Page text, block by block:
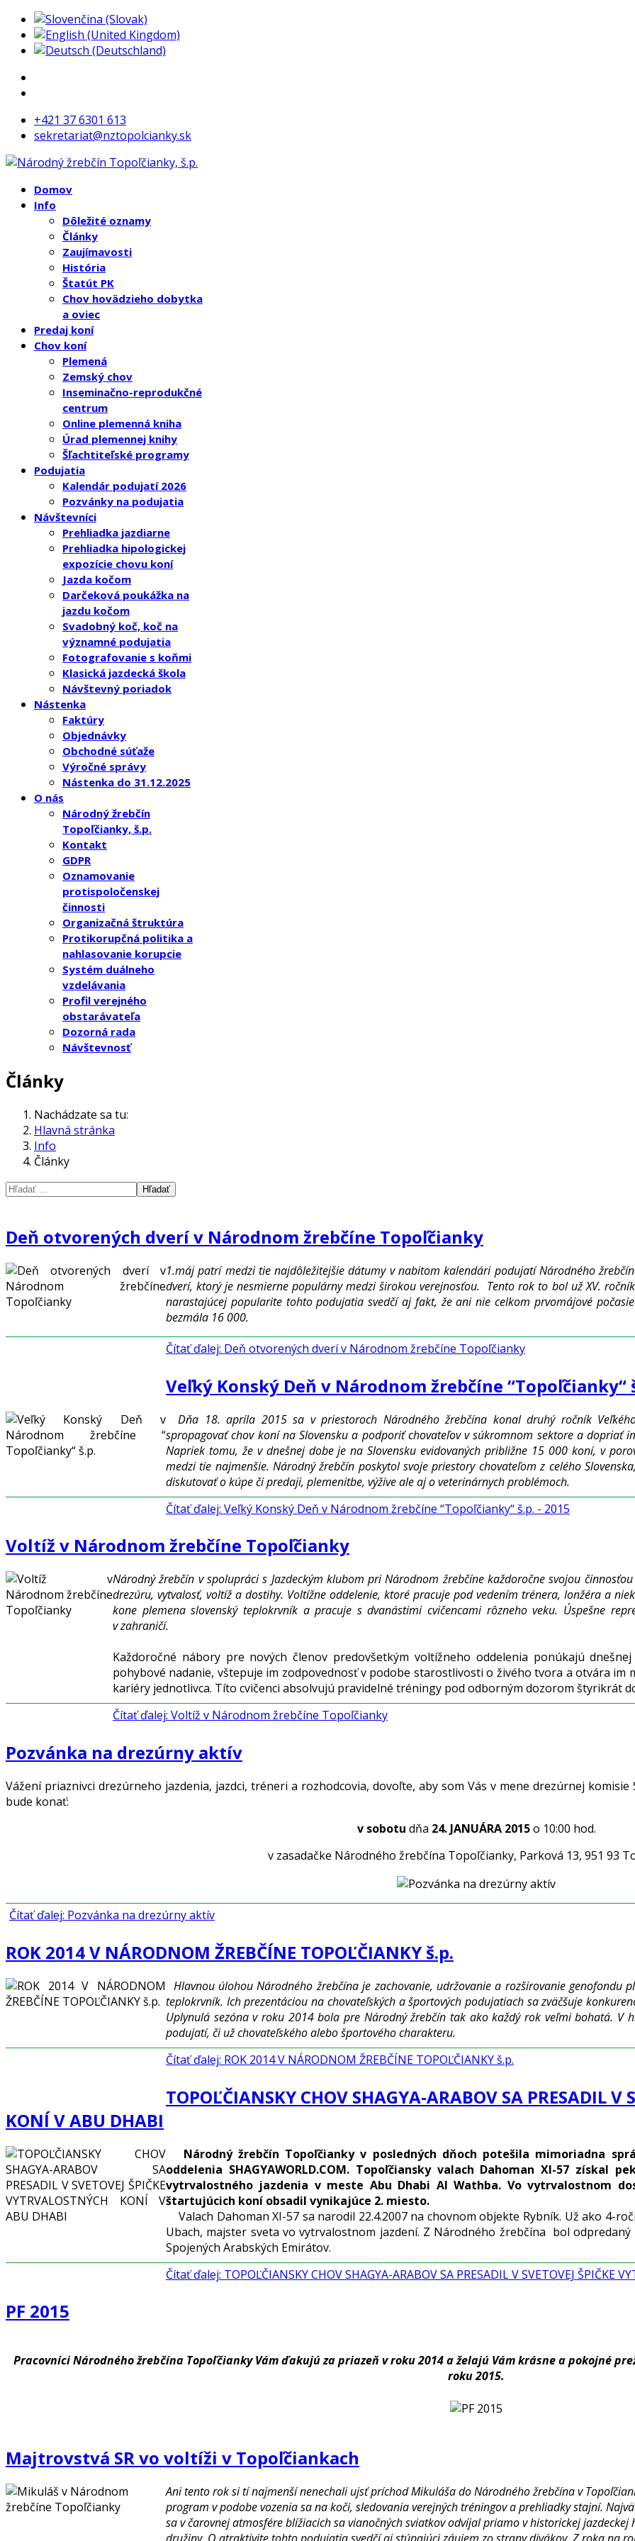
+421 37 6301 613
sekretariat@nztopolcianky.sk
Domov
Info
Dôležité oznamy
Články
Zaujímavosti
História
Štatút PK
Chov hovädzieho dobytka
a oviec
Predaj koní
Chov koní
Plemená
Zemský chov
Inseminačno-reprodukčné
centrum
Online plemenná kniha
Úrad plemennej knihy
Šľachtiteľské programy
Podujatia
Kalendár podujatí 2026
Pozvánky na podujatia
Návštevníci
Prehliadka jazdiarne
Prehliadka hipologickej
expozície chovu koní
Jazda kočom
Darčeková poukážka na
jazdu kočom
Svadobný koč, koč na
významné podujatia
Fotografovanie s koňmi
Klasická jazdecká škola
Návštevný poriadok
Nástenka
Faktúry
Objednávky
Obchodné súťaže
Výročné správy
Nástenka do 31.12.2025
O nás
Národný žrebčín
Topoľčianky, š.p.
Kontakt
GDPR
Oznamovanie
protispoločenskej
činnosti
Organizačná štruktúra
Protikorupčná politika a
nahlasovanie korupcie
Systém duálneho
vzdelávania
Profil verejného
obstarávateľa
Dozorná rada
Návštevnosť
Články
Nachádzate sa tu:
Hlavná stránka
Info
Články
Hľadať
Deň otvorených dverí v Národnom žrebčíne Topoľčianky
1.máj patrí medzi tie najdôležitejšie dátumy v nabitom kalendári podujatí Národného
dverí, ktorý je nesmierne populárny medzi širokou verejnosťou. Tento rok to bol už XV.
narastajúcej popularite tohto podujatia svedčí aj fakt, že ani nie celkom prvomájové
bezmála 16 000.
Čítať ďalej: Deň otvorených dverí v Národnom žrebčíne Topoľčianky
Veľký Konský Deň v Národnom žrebčíne “Topoľčianky“
Dňa 18. apríla 2015 sa v priestoroch Národného žrebčína konal druhý ročník
spropagovať chov koní na Slovensku a podporiť chovateľov v súkromnom sektore a dopriať
Napriek tomu, že v dnešnej dobe je na Slovensku evidovaných približne 15 000 koní, v
medzi tie najmenšie. Národný žrebčín poskytol svoje priestory chovateľom z celého
diskutovať o kúpe či predaji, plemenitbe, výžive ale aj o veterinárnych problémoch.
Čítať ďalej: Veľký Konský Deň v Národnom žrebčíne “Topoľčianky“ š.p. - 2015
Voltíž v Národnom žrebčíne Topoľčianky
Národný žrebčín v spolupráci s Jazdeckým klubom pri Národnom žrebčíne každoročne svojou
drezúru, vytvalosť, voltíž a dostihy. Voltížne oddelenie, ktoré pracuje pod vedením trénera, lonžéra a
kone plemena slovenský teplokrvník a pracuje s dvanástimi cvičencami rôzneho veku. Úspešne
v zahraničí.
Každoročné nábory pre nových členov predovšetkým voltížneho oddelenia ponúkajú
pohybové nadanie, vštepuje im zodpovednosť v podobe starostlivosti o živého tvora a otvára
kariéry jednotlivca. Títo cvičenci absolvujú pravidelné tréningy pod odborným dozorom štyrikrát
Čítať ďalej: Voltíž v Národnom žrebčíne Topoľčianky
Pozvánka na drezúrny aktív
Vážení priaznivci drezúrneho jazdenia, jazdci, tréneri a rozhodcovia, dovoľte, aby som Vás v mene drezúrnej komisie
bude konať:
v sobotu dňa 24. JANUÁRA 2015o 10:00 hod.
v zasadačke Národného žrebčína Topoľčianky, Parková 13, 951 93
Čítať ďalej: Pozvánka na drezúrny aktív
ROK 2014 V NÁRODNOM ŽREBČÍNE TOPOĽČIANKY š.p.
Hlavnou úlohou Národného žrebčína je zachovanie, udržovanie a rozširovanie genofondu
teplokrvník. Ich prezentáciou na chovateľských a športových podujatiach sa zväčšuje
Uplynulá sezóna v roku 2014 bola pre Národný žrebčín tak ako každý rok veľmi bohatá. V
podujatí, či už chovateľského alebo športového charakteru.
Čítať ďalej: ROK 2014 V NÁRODNOM ŽREBČÍNE TOPOĽČIANKY š.p.
TOPOĽČIANSKY CHOV SHAGYA-ARABOV SA PRESADIL V
KONÍ V ABU DHABI
Národný žrebčín Topoľčianky v posledných dňoch potešila mimoriadna
oddelenia SHAGYAWORLD.COM. Topoľčiansky valach Dahoman XI-57
vytrvalostného jazdenia v meste Abu Dhabi Al Wathba. Vo vytrvalostnom
štartujúcich koní obsadil vynikajúce 2. miesto.
Valach Dahoman XI-57 sa narodil 22.4.2007 na chovnom objekte Rybník. Už ako 4-
Ubach, majster sveta vo vytrvalostnom jazdení. Z Národného žrebčína bol
Spojených Arabských Emirátov.
Čítať ďalej: TOPOĽČIANSKY CHOV SHAGYA-ARABOV SA PRESADIL V SVETOVEJ ŠPIČKE
PF 2015
Pracovníci Národného žrebčína Topoľčianky Vám ďakujú za priazeň v roku 2014 a želajú Vám krásne a pokojné
roku 2015.
Majtrovstvá SR vo voltíži v Topoľčiankach
Ani tento rok si tí najmenší nenechali ujsť príchod Mikuláša do Národného žrebčína v
program v podobe vozenia sa na koči, sledovania verejných tréningov a prehliadky stajní.
sa v čarovnej atmosfére blížiacich sa vianočných sviatkov odvíjal priamo v historickej